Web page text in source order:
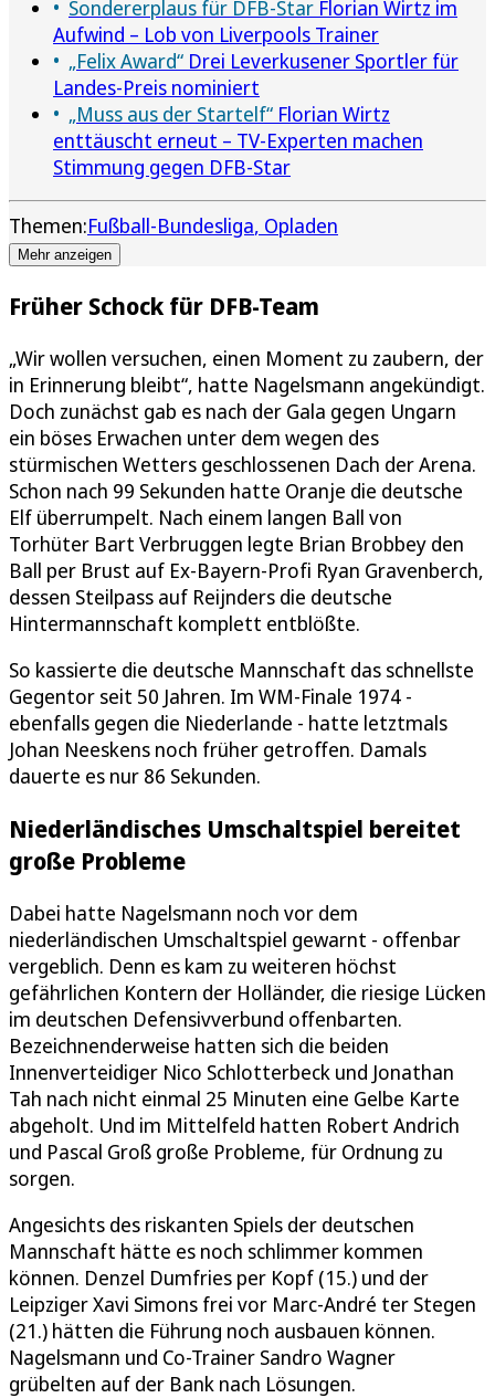
Sondererplaus für DFB-Star Florian Wirtz im
Aufwind – Lob von Liverpools Trainer
„Felix Award“ Drei Leverkusener Sportler für
Landes-Preis nominiert
„Muss aus der Startelf“ Florian Wirtz
enttäuscht erneut – TV-Experten machen
Stimmung gegen DFB-Star
Themen:Fußball-Bundesliga Opladen
Mehr anzeigen
Früher Schock für DFB-Team
„Wir wollen versuchen, einen Moment zu zaubern, der
in Erinnerung bleibt“, hatte Nagelsmann angekündigt.
Doch zunächst gab es nach der Gala gegen Ungarn
ein böses Erwachen unter dem wegen des
stürmischen Wetters geschlossenen Dach der Arena.
Schon nach 99 Sekunden hatte Oranje die deutsche
Elf überrumpelt. Nach einem langen Ball von
Torhüter Bart Verbruggen legte Brian Brobbey den
Ball per Brust auf Ex-Bayern-Profi Ryan Gravenberch,
dessen Steilpass auf Reijnders die deutsche
Hintermannschaft komplett entblößte.
So kassierte die deutsche Mannschaft das schnellste
Gegentor seit 50 Jahren. Im WM-Finale 1974 -
ebenfalls gegen die Niederlande - hatte letztmals
Johan Neeskens noch früher getroffen. Damals
dauerte es nur 86 Sekunden.
Niederländisches Umschaltspiel bereitet
große Probleme
Dabei hatte Nagelsmann noch vor dem
niederländischen Umschaltspiel gewarnt - offenbar
vergeblich. Denn es kam zu weiteren höchst
gefährlichen Kontern der Holländer, die riesige Lücken
im deutschen Defensivverbund offenbarten.
Bezeichnenderweise hatten sich die beiden
Innenverteidiger Nico Schlotterbeck und Jonathan
Tah nach nicht einmal 25 Minuten eine Gelbe Karte
abgeholt. Und im Mittelfeld hatten Robert Andrich
und Pascal Groß große Probleme, für Ordnung zu
sorgen.
Angesichts des riskanten Spiels der deutschen
Mannschaft hätte es noch schlimmer kommen
können. Denzel Dumfries per Kopf (15.) und der
Leipziger Xavi Simons frei vor Marc-André ter Stegen
(21.) hätten die Führung noch ausbauen können.
Nagelsmann und Co-Trainer Sandro Wagner
grübelten auf der Bank nach Lösungen.